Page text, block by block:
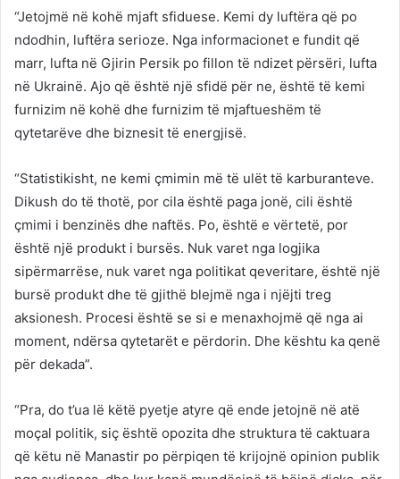
“Jetojmë në kohë mjaft sfiduese. Kemi dy luftëra që po
ndodhin, luftëra serioze. Nga informacionet e fundit që
marr, lufta në Gjirin Persik po fillon të ndizet përsëri, lufta
në Ukrainë. Ajo që është një sfidë për ne, është të kemi
furnizim në kohë dhe furnizim të mjaftueshëm të
qytetarëve dhe biznesit të energjisë.
“Statistikisht, ne kemi çmimin më të ulët të karburanteve.
Dikush do të thotë, por cila është paga jonë, cili është
çmimi i benzinës dhe naftës. Po, është e vërtetë, por
është një produkt i bursës. Nuk varet nga logjika
sipërmarrëse, nuk varet nga politikat qeveritare, është një
bursë produkt dhe të gjithë blejmë nga i njëjti treg
aksionesh. Procesi është se si e menaxhojmë që nga ai
moment, ndërsa qytetarët e përdorin. Dhe kështu ka qenë
për dekada”.
“Pra, do t’ua lë këtë pyetje atyre që ende jetojnë në atë
moçal politik, siç është opozita dhe struktura të caktuara
që këtu në Manastir po përpiqen të krijojnë opinion publik